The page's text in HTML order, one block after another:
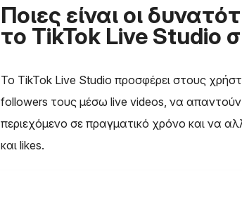
Ποιες είναι οι
το TikTok Live Studio
Το TikTok Live Studio προσφέρει στους
followers τους μέσω live videos, να
περιεχόμενο σε πραγματικό χρόνο και να
και likes.